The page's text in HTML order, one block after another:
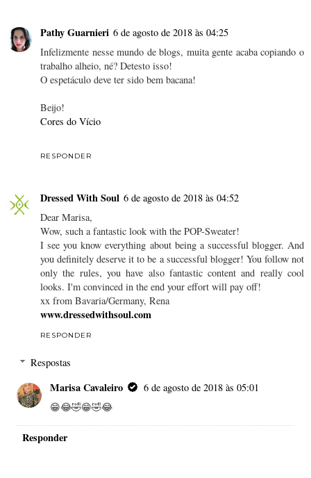
Pathy Guarnieri 6 de agosto de 2018 às 04:25
Infelizmente nesse mundo de blogs, muita gente acaba copiando o
trabalho alheio, né? Detesto isso!
O espetáculo deve ter sido bem bacana!
Beijo!
Cores do Vício
RESPONDER
Dressed With Soul 6 de agosto de 2018 às 04:52
Dear Marisa,
Wow, such a fantastic look with the POP-Sweater!
I see you know everything about being a successful blogger. And
you definitely deserve it to be a successful blogger! You follow not
only the rules, you have also fantastic content and really cool
looks. I'm convinced in the end your effort will pay off!
xx from Bavaria/Germany, Rena
www.dressedwithsoul.com
RESPONDER
Respostas
Marisa Cavaleiro
6 de agosto de 2018 às 05:01
😁😂🤣😁🤣😂
Responder